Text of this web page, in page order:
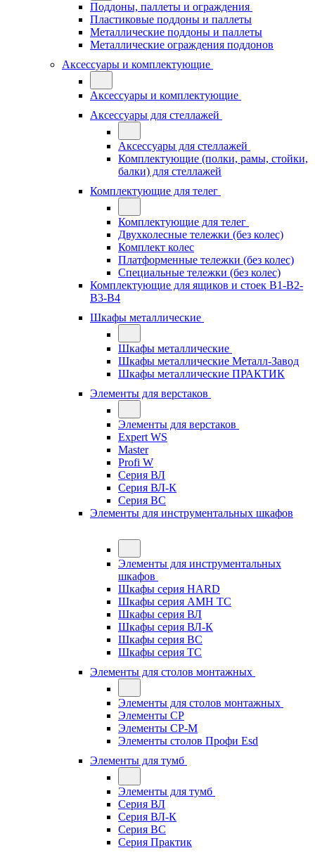
Поддоны, паллеты и ограждения
Пластиковые поддоны и паллеты
Металлические поддоны и паллеты
Металлические ограждения поддонов
Аксессуары и комплектующие
Аксессуары и комплектующие
Аксессуары для стеллажей
Аксессуары для стеллажей
Комплектующие (полки, рамы, стойки,
балки) для стеллажей
Комплектующие для телег
Комплектующие для телег
Двухколесные тележки (без колес)
Комплект колес
Платформенные тележки (без колес)
Специальные тележки (без колес)
Комплектующие для ящиков и стоек В1-В2-
В3-В4
Шкафы металлические
Шкафы металлические
Шкафы металлические Металл-Завод
Шкафы металлические ПРАКТИК
Элементы для верстаков
Элементы для верстаков
Expert WS
Master
Profi W
Серия ВЛ
Серия ВЛ-К
Серия ВС
Элементы для инструментальных шкафов
Элементы для инструментальных
шкафов
Шкафы серия HARD
Шкафы серия АМН ТС
Шкафы серия ВЛ
Шкафы серия ВЛ-К
Шкафы серия ВС
Шкафы серия ТС
Элементы для столов монтажных
Элементы для столов монтажных
Элементы СР
Элементы СР-М
Элементы столов Профи Esd
Элементы для тумб
Элементы для тумб
Серия ВЛ
Серия ВЛ-К
Серия ВС
Серия Практик